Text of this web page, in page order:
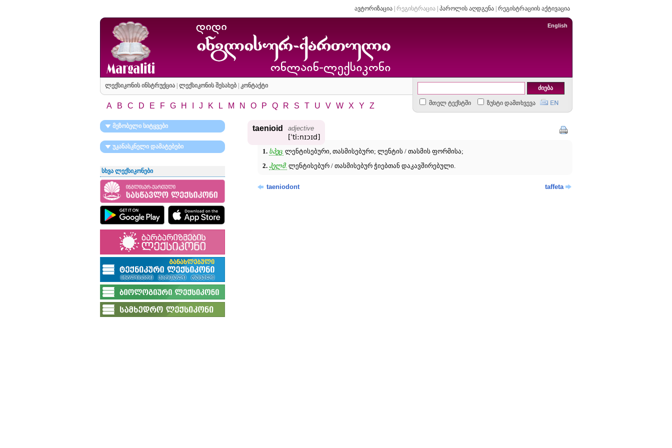
ავტორიზაცია| რეგისტრაცია| პაროლის აღდგენა| რეგისტრაციის აქტივაცია
English
ლექსიკონის ინსტრუქცია| ლექსიკონის შესახებ| კონტაქტი
მთელ ტექსტში ზუსტი დამთხვევა
A B C D E F G H J K L M N O P Q R S T U V W X Y Z
მეზობელი სიტყვები
უკანასკნელი დამატებები
სხვა ლექსიკონები
taenioid adjective
[ˈti:nɪɔɪd]
1. სპეც. ლენტისებური, თასმისებური; ლენტის / თასმის ფორმისა;
2. ჰელმ. ლენტისებურ / თასმისებურ ჭიებთან დაკავშირებული.
taeniodont taffeta